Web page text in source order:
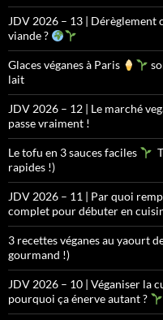
JDV 2026 – 13 |
viande ?
Glaces véganes à Paris
lait
JDV 2026 – 12 | Le marché
passe vraiment !
Le tofu en 3 sauces faciles
rapides !)
JDV 2026 – 11 | Par quoi
complet pour débuter en
3 recettes véganes au yaourt
gourmand !)
JDV 2026 – 10 | Véganiser la
pourquoi ça énerve autant ?